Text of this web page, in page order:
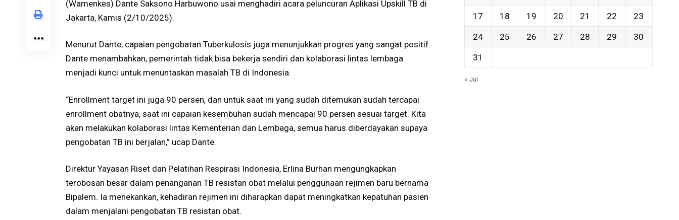
(Wamenkes) Dante Saksono Harbuwono usai menghadiri acara peluncuran Aplikasi Upskill TB di
Jakarta, Kamis (2/10/2025).
Menurut Dante, capaian pengobatan Tuberkulosis juga menunjukkan progres yang sangat positif.
Dante menambahkan, pemerintah tidak bisa bekerja sendiri dan kolaborasi lintas lembaga
menjadi kunci untuk menuntaskan masalah TB di Indonesia.
“Enrollment target ini juga 90 persen, dan untuk saat ini yang sudah ditemukan sudah tercapai
enrollment obatnya, saat ini capaian kesembuhan sudah mencapai 90 persen sesuai target. Kita
akan melakukan kolaborasi lintas Kementerian dan Lembaga, semua harus diberdayakan supaya
pengobatan TB ini berjalan,” ucap Dante.
Direktur Yayasan Riset dan Pelatihan Respirasi Indonesia, Erlina Burhan mengungkapkan
terobosan besar dalam penanganan TB resistan obat melalui penggunaan rejimen baru bernama
Bipalem. Ia menekankan, kehadiran rejimen ini diharapkan dapat meningkatkan kepatuhan pasien
dalam menjalani pengobatan TB resistan obat.
17 18 19 20 21 22 23
24 25 26 27 28 29 30
31
« Jul